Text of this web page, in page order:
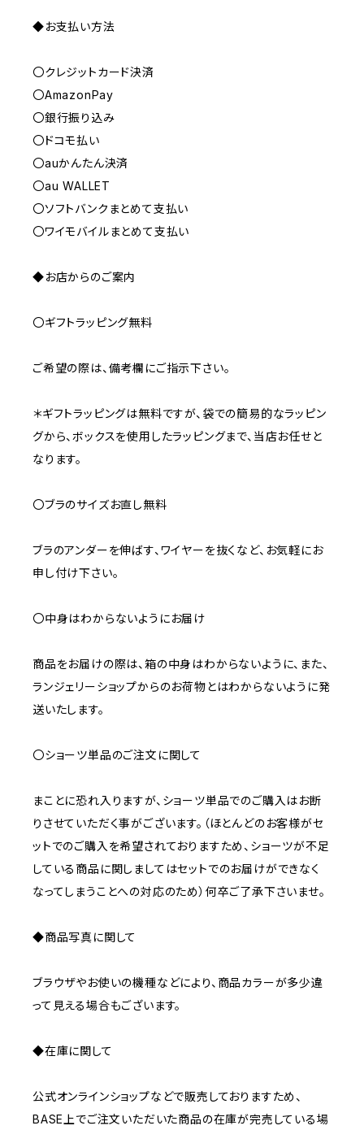
◆お支払い方法
〇クレジットカード決済
〇AmazonPay
〇銀行振り込み
〇ドコモ払い
〇auかんたん決済
〇au WALLET
〇ソフトバンクまとめて支払い
〇ワイモバイルまとめて支払い
◆お店からのご案内
〇ギフトラッピング無料
ご希望の際は、備考欄にご指示下さい。
＊ギフトラッピングは無料ですが、袋での簡易的なラッピン
グから、ボックスを使用したラッピングまで、当店お任せと
なります。
〇ブラのサイズお直し無料
ブラのアンダーを伸ばす、ワイヤーを抜くなど、お気軽にお
申し付け下さい。
〇中身はわからないようにお届け
商品をお届けの際は、箱の中身はわからないように、また、
ランジェリーショップからのお荷物とはわからないように発
送いたします。
〇ショーツ単品のご注文に関して
まことに恐れ入りますが、ショーツ単品でのご購入はお断
りさせていただく事がございます。（ほとんどのお客様がセ
ットでのご購入を希望されておりますため、ショーツが不足
している商品に関しましてはセットでのお届けができなく
なってしまうことへの対応のため）何卒ご了承下さいませ。
◆商品写真に関して
ブラウザやお使いの機種などにより、商品カラーが多少違
って見える場合もございます。
◆在庫に関して
公式オンラインショップなどで販売しておりますため、
BASE上でご注文いただいた商品の在庫が完売している場